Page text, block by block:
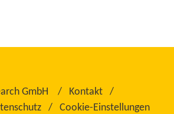
GmbH
Kontakt
Cookie-Einstellungen